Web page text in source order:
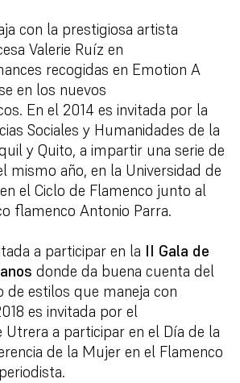
con la prestigiosa artista
Valerie Ruíz en
recogidas en Emotion A
en los nuevos
En el 2014 es invitada por la
Sociales y Humanidades de la
y Quito, a impartir una serie de
mismo año, en la Universidad de
el Ciclo de Flamenco junto al
flamenco Antonio Parra.
a participar en la II Gala de
donde da buena cuenta del
estilos que maneja con
es invitada por el
a participar en el Día de la
de la Mujer en el Flamenco